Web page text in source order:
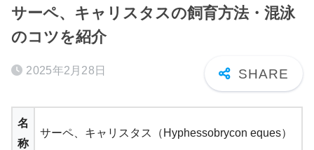
サーペ、キャリスタスの飼育方法・混泳
のコツを紹介
2025年2月28日
名
称
サーペ、キャリスタス（Hyphessobrycon eques）